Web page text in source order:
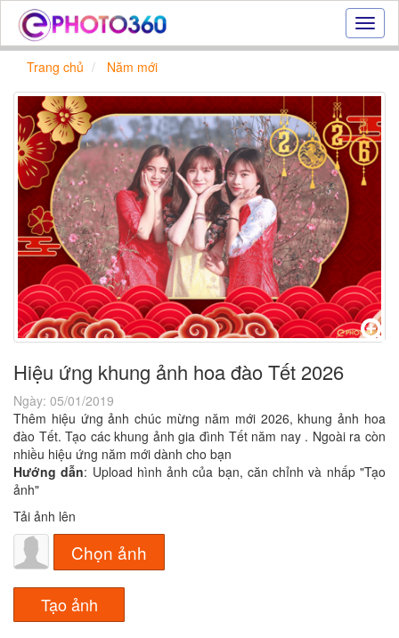
Hiệu
ứng
|
Tạo
ảnh
đẹp
trực
tuyến,
Trang chủ Năm mới
Hiệu ứng khung ảnh hoa đào Tết 2026
Ngày: 05/01/2019
Thêm hiệu ứng ảnh chúc mừng năm mới 2026, khung ảnh hoa
đào Tết. Tạo các khung ảnh gia đình Tết năm nay . Ngoài ra còn
nhiều hiệu ứng năm mới dành cho bạn
Hướng dẫn: Upload hình ảnh của bạn, căn chỉnh và nhấp "Tạo
ảnh"
Tải ảnh lên
Chọn ảnh